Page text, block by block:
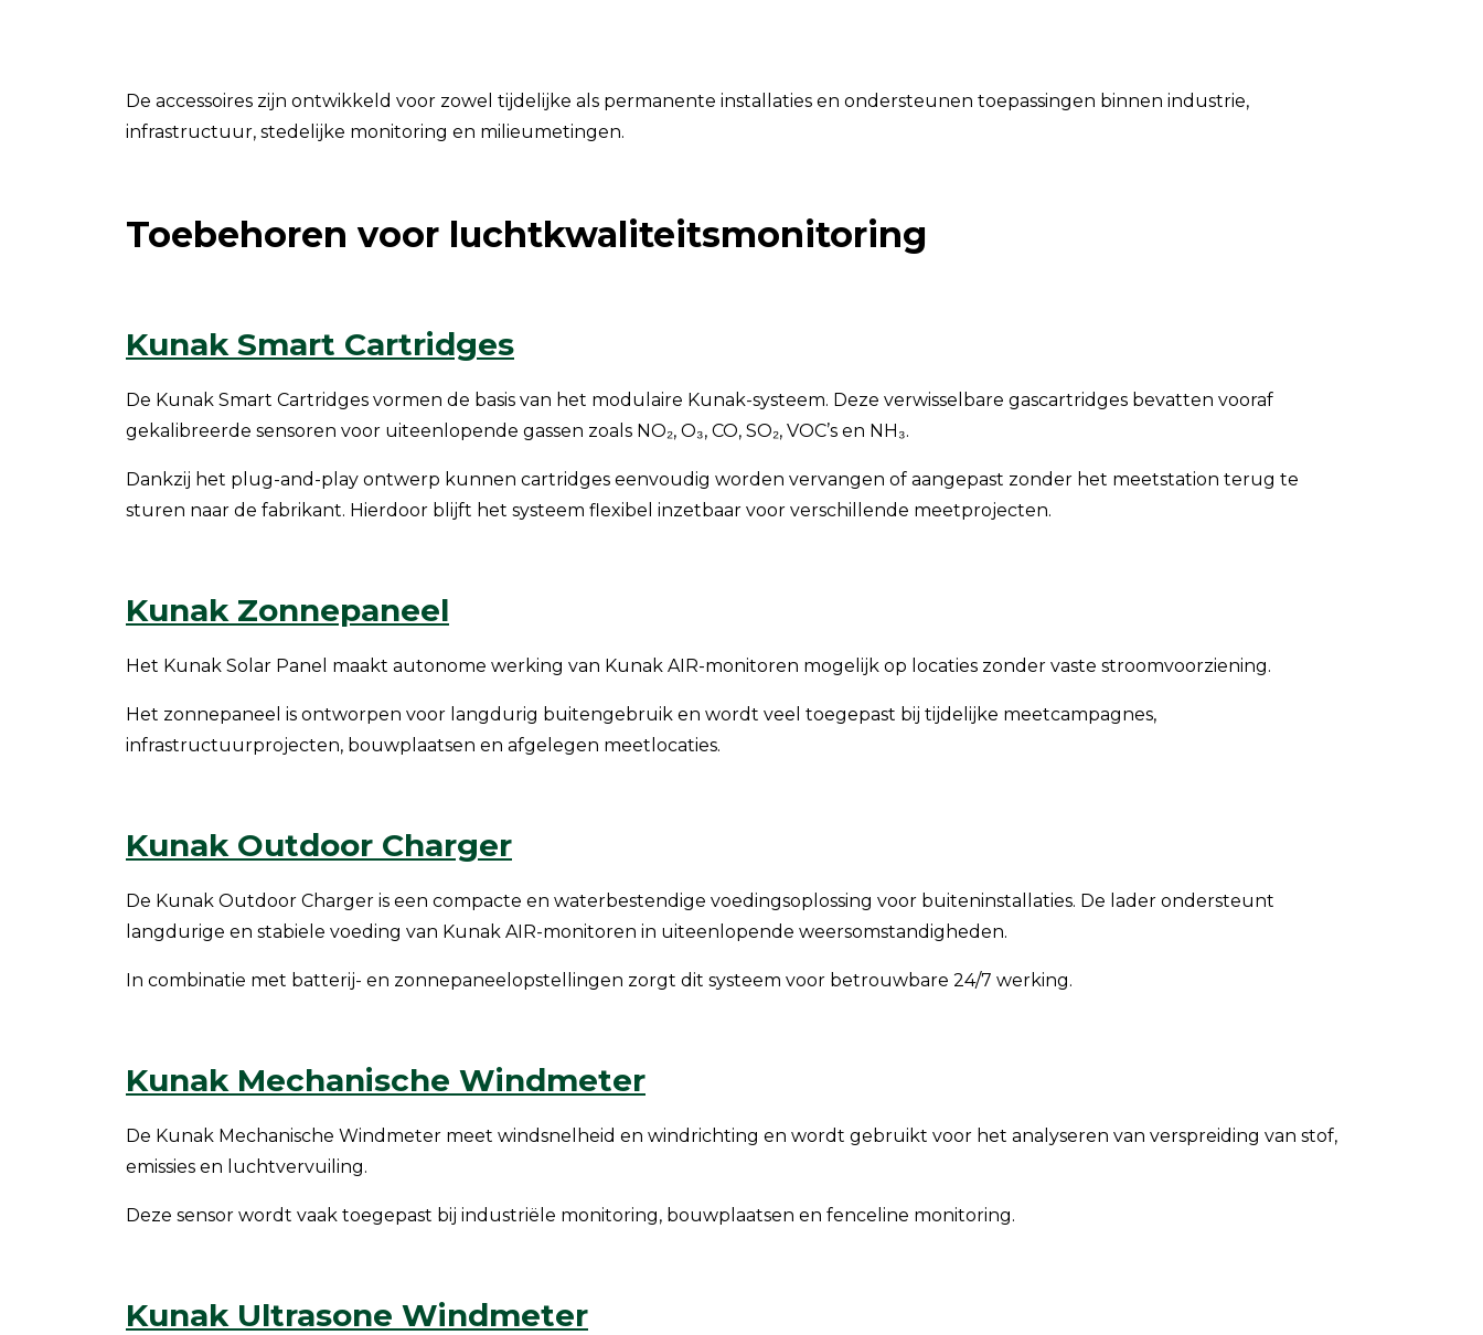
De accessoires zijn ontwikkeld voor zowel tijdelijke als permanente installaties en ondersteunen toepassingen binnen industrie,
infrastructuur, stedelijke monitoring en milieumetingen.
Toebehoren voor luchtkwaliteitsmonitoring
Kunak Smart Cartridges
De Kunak Smart Cartridges vormen de basis van het modulaire Kunak-systeem. Deze verwisselbare gascartridges bevatten vooraf
gekalibreerde sensoren voor uiteenlopende gassen zoals NO₂, O₃, CO, SO₂, VOC’s en NH₃.
Dankzij het plug-and-play ontwerp kunnen cartridges eenvoudig worden vervangen of aangepast zonder het meetstation terug te
sturen naar de fabrikant. Hierdoor blijft het systeem flexibel inzetbaar voor verschillende meetprojecten.
Kunak Zonnepaneel
Het Kunak Solar Panel maakt autonome werking van Kunak AIR-monitoren mogelijk op locaties zonder vaste stroomvoorziening.
Het zonnepaneel is ontworpen voor langdurig buitengebruik en wordt veel toegepast bij tijdelijke meetcampagnes,
infrastructuurprojecten, bouwplaatsen en afgelegen meetlocaties.
Kunak Outdoor Charger
De Kunak Outdoor Charger is een compacte en waterbestendige voedingsoplossing voor buiteninstallaties. De lader ondersteunt
langdurige en stabiele voeding van Kunak AIR-monitoren in uiteenlopende weersomstandigheden.
In combinatie met batterij- en zonnepaneelopstellingen zorgt dit systeem voor betrouwbare 24/7 werking.
Kunak Mechanische Windmeter
De Kunak Mechanische Windmeter meet windsnelheid en windrichting en wordt gebruikt voor het analyseren van verspreiding van stof,
emissies en luchtvervuiling.
Deze sensor wordt vaak toegepast bij industriële monitoring, bouwplaatsen en fenceline monitoring.
Kunak Ultrasone Windmeter